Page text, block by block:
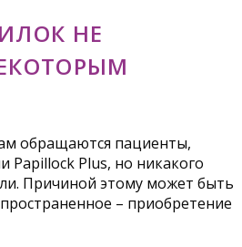
НЕ
обращаются пациенты,
Papillock Plus, но никакого
Причиной этому может быть
– приобретение